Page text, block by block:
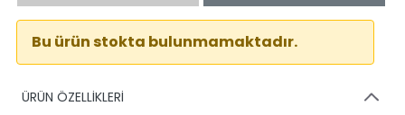
Bu ürün stokta bulunmamaktadır.
ÜRÜN ÖZELLİKLERİ